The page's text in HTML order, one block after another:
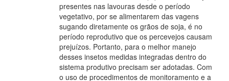
presentes nas lavouras desde o período
vegetativo, por se alimentarem das vagens
sugando diretamente os grãos de soja, é no
período reprodutivo que os percevejos causam
prejuízos. Portanto, para o melhor manejo
desses insetos medidas integradas dentro do
sistema produtivo precisam ser adotadas. Com
o uso de procedimentos de monitoramento e a